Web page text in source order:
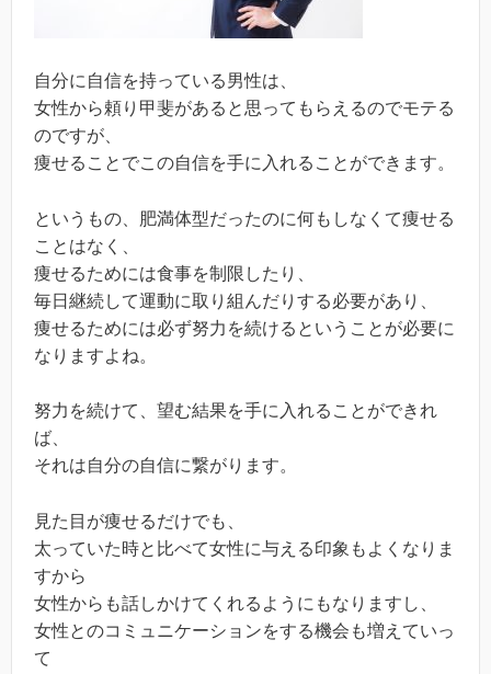
自分に自信を持っている男性は、
女性から頼り甲斐があると思ってもらえるのでモテる
のですが、
痩せることでこの自信を手に入れることができます。
というもの、肥満体型だったのに何もしなくて痩せる
ことはなく、
痩せるためには食事を制限したり、
毎日継続して運動に取り組んだりする必要があり、
痩せるためには必ず努力を続けるということが必要に
なりますよね。
努力を続けて、望む結果を手に入れることができれ
ば、
それは自分の自信に繋がります。
見た目が痩せるだけでも、
太っていた時と比べて女性に与える印象もよくなりま
すから
女性からも話しかけてくれるようにもなりますし、
女性とのコミュニケーションをする機会も増えていっ
て